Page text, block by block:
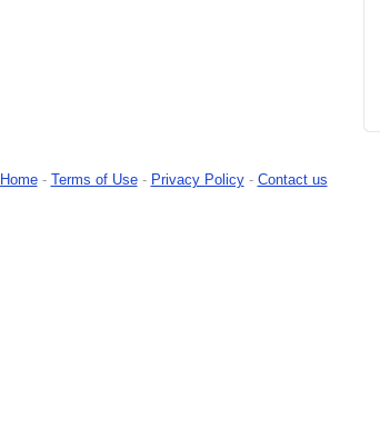
Home- Terms of Use- Privacy Policy- Contact us